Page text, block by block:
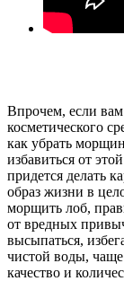
Впрочем, если
косметического
как убрать
избавиться от
придется делать
образ жизни в
морщить лоб,
от вредных
высыпаться,
чистой воды, чаще
качество и